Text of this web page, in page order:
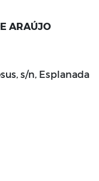
ARAÚJO
s/n, Esplanada